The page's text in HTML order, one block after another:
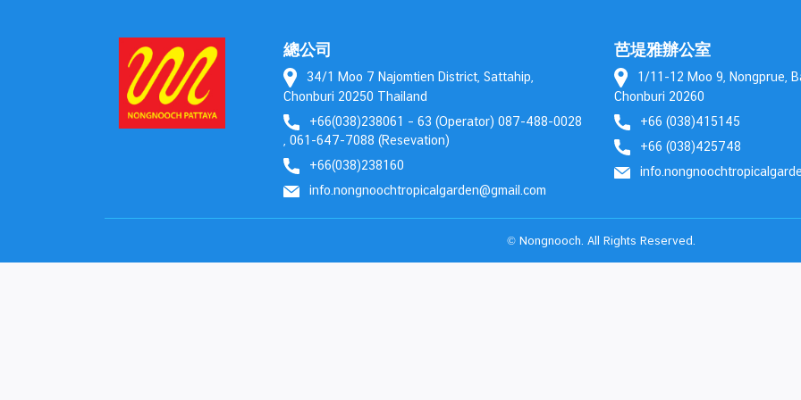
總公司
34/1 Moo 7 Najomtien District, Sattahip,
Chonburi 20250 Thailand
+66(038)238061 – 63 (Operator) 087-488-0028
, 061-647-7088 (Resevation)
+66(038)238160
info.nongnoochtropicalgarden@gmail.com
芭堤雅辦公室
1/11-12 Moo 9, Nongprue,
Chonburi 20260
+66 (038)415145
+66 (038)425748
© Nongnooch. All Rights Reserved.